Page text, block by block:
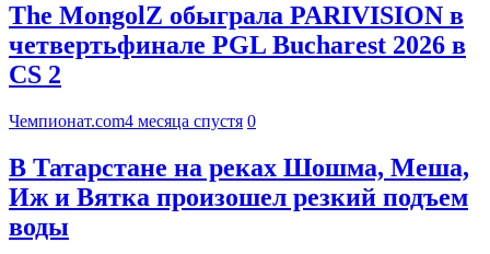
The MongolZ обыграла PARIVISION в
четвертьфинале PGL Bucharest 2026 в
CS 2
Чемпионат.com4 месяца спустя 0
В Татарстане на реках Шошма, Меша,
Иж и Вятка произошел резкий подъем
воды